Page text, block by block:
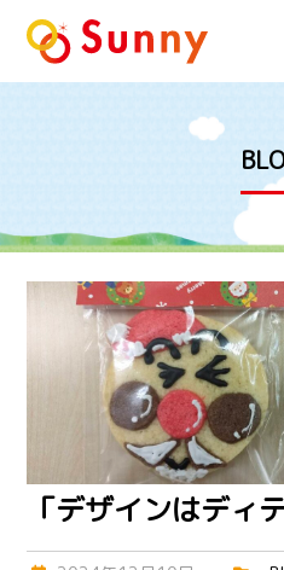
「デザインはディ